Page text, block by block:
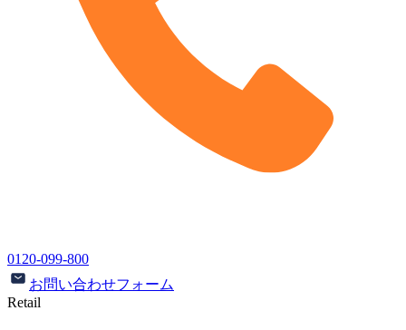
0120-099-800
お問い合わせフォーム
Retail